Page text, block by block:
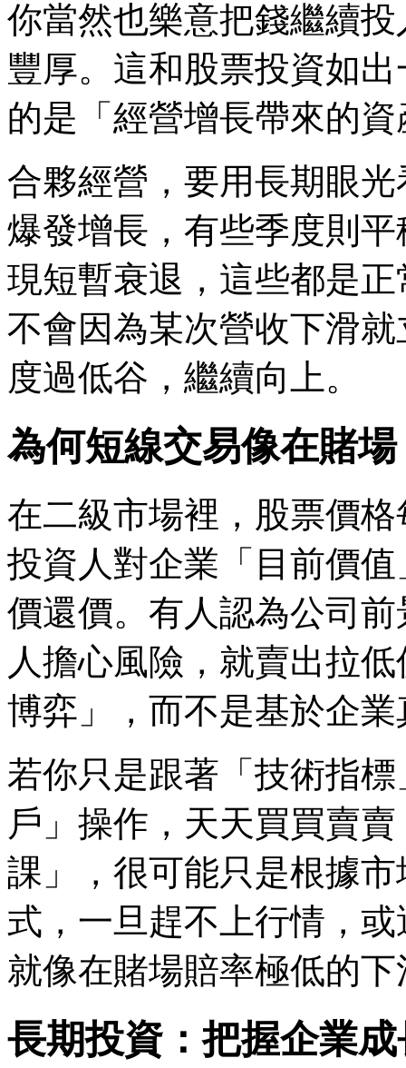
你當然也樂意把錢繼續
豐厚。這和股票投資如
的是「經營增長帶來的
合夥經營，要用長期眼
爆發增長，有些季度則
現短暫衰退，這些都是
不會因為某次營收下滑
度過低谷，繼續向上。
為何短線交易像在賭場
在二級市場裡，股票價
投資人對企業「目前價
價還價。有人認為公司
人擔心風險，就賣出拉
博弈」，而不是基於企
若你只是跟著「技術指
戶」操作，天天買買賣
課」，很可能只是根據
式，一旦趕不上行情，
就像在賭場賠率極低的
長期投資：把握企業